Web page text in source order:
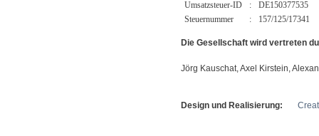
Umsatzsteuer-ID
:
DE150377535
Steuernummer
: 157/125/17341
Die Gesellschaft wird vertreten
Jörg Kauschat, Axel Kirstein,
Design und Realisierung: